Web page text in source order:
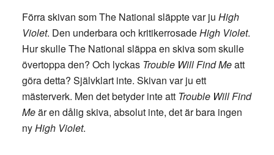
Förra skivan som The National släppte var ju High
Violet. Den underbara och kritikerrosadeHigh Violet.
Hur skulle The National släppa en skiva som skulle
övertoppa den? Och lyckas Trouble Will Find Meatt
göra detta? Självklart inte. Skivan var ju ett
mästerverk. Men det betyder inte att Trouble Will Find
Meär en dålig skiva, absolut inte, det är bara ingen
nyHigh Violet.